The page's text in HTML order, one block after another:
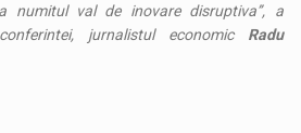
numitul val de inovare disruptiva’’, a
jurnalistul economic Radu